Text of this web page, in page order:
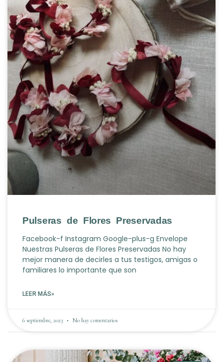
Pulseras de Flores Preservadas
Facebook-f Instagram Google-plus-g Envelope
Nuestras Pulseras de Flores Preservadas No hay
mejor manera de decirles a tus testigos, amigas o
familiares lo importante que son
LEER MÁS»
6 septiembre, 2023 No hay comentarios